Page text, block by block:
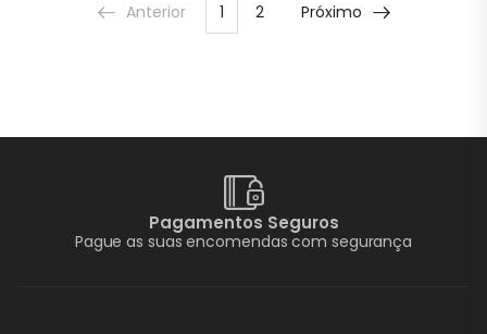
Anterior 1 2 Próximo
Pagamentos Seguros
Pague as suas encomendas com segurança